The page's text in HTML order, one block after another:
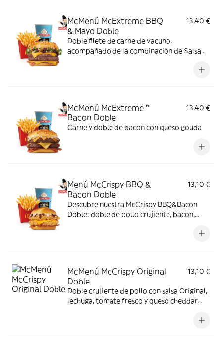
McMenú McExtreme BBQ
& Mayo Doble
13,40 €
Doble filete de carne de vacuno,
acompañado de la combinación de Salsa
doble de cheddar, lechuga fresca y tiras de
McMenú McExtreme™
Bacon Doble
13,40 €
Carne y doble de bacon con queso gouda
Menú McCrispy BBQ &
Bacon Doble
13,10 €
Descubre nuestra McCrispy BBQ&Bacon
Doble: doble de pollo crujiente, bacon,
McMenú McCrispy Original
Doble
13,10 €
Doble crujiente de pollo con salsa Original,
lechuga, tomate fresco y queso cheddar